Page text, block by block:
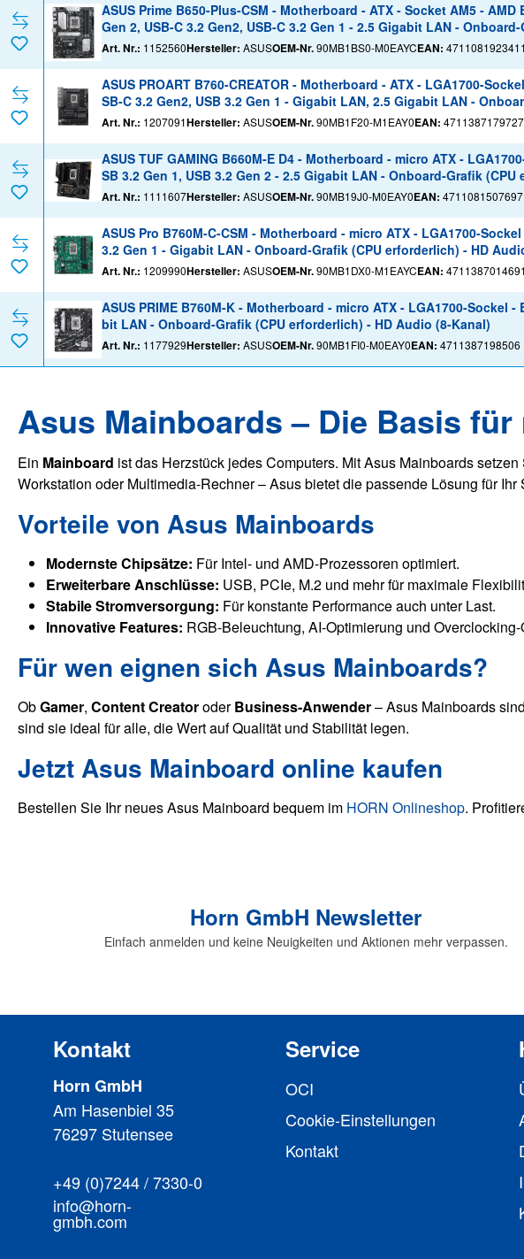
ASUS Prime B650-Plus-CSM - Motherboard - ATX - Socket AM5 - AMD
Gen 2, USB-C 3.2 Gen2, USB-C 3.2 Gen 1 - 2.5 Gigabit LAN -
anal)
Art. Nr.: 1152560Hersteller: ASUSOEM-Nr.90MB1BS0-M0EAYCEAN: 4711081923411
ASUS PROART B760-CREATOR - Motherboard - ATX - LGA1700-
SB-C 3.2 Gen2, USB 3.2 Gen 1 - Gigabit LAN, 2.5 Gigabit LAN -
-Kanal)
Art. Nr.: 1207091Hersteller: ASUSOEM-Nr.90MB1F20-M1EAY0EAN: 4711387179727
ASUS TUF GAMING B660M-E D4 - Motherboard - micro ATX -
SB 3.2 Gen 1, USB 3.2 Gen 2 - 2.5 Gigabit LAN - Onboard-Grafik
Art. Nr.: 1111607Hersteller: ASUSOEM-Nr.90MB19J0-M0EAY0EAN: 4711081507697
ASUS Pro B760M-C-CSM - Motherboard - micro ATX - LGA1700-
3.2 Gen 1 - Gigabit LAN - Onboard-Grafik (CPU erforderlich) - HD
Art. Nr.: 1209990Hersteller: ASUSOEM-Nr.90MB1DX0-M1EAYCEAN: 4711387014691
ASUS PRIME B760M-K - Motherboard - micro ATX - LGA1700-Sockel
bit LAN - Onboard-Grafik (CPU erforderlich) - HD Audio (8-Kanal)
Art. Nr.: 1177929Hersteller: ASUSOEM-Nr.90MB1FI0-M0EAY0EAN: 4711387198506
Asus Mainboards – Die Basis
Ein Mainboard ist das Herzstück jedes Computers. Mit Asus Mainboards
Workstation oder Multimedia-Rechner – Asus bietet die passende Lösung für Ihr
Vorteile von Asus Mainboards
Modernste Chipsätze: Für Intel- und AMD-Prozessoren optimiert.
Erweiterbare Anschlüsse: USB, PCIe, M.2 und mehr für maximale
Stabile Stromversorgung: Für konstante Performance auch unter Last.
Innovative Features: RGB-Beleuchtung, AI-Optimierung und
Für wen eignen sich Asus Mainboards?
ObGamer, Content CreatoroderBusiness-Anwender– Asus Mainboards
sind sie ideal für alle, die Wert auf Qualität und Stabilität legen.
Jetzt Asus Mainboard online kaufen
Bestellen Sie Ihr neues Asus Mainboard bequem im HORN Onlineshop.
Horn GmbH Newsletter
Einfach anmelden und keine Neuigkeiten und Aktionen mehr verpassen.
Kontakt
Horn GmbH
Am Hasenbiel 35
76297 Stutensee
+49 (0)7244 / 7330-0
info@horn-
gmbh.com
Service
OCI
Cookie-Einstellungen
Kontakt